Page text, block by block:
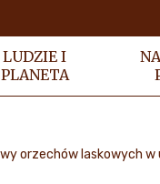
LUDZIE I
PLANETA